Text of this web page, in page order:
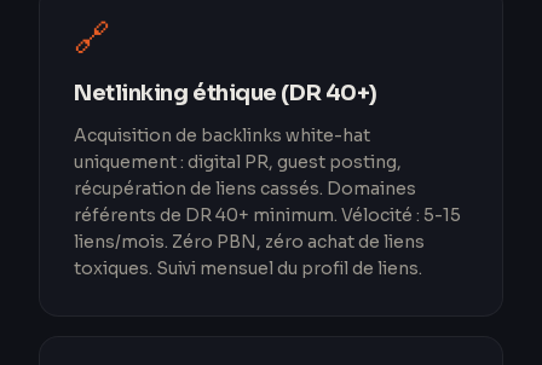
🔗
Netlinking éthique (DR 40+)
Acquisition de backlinks white-hat
uniquement : digital PR, guest posting,
récupération de liens cassés. Domaines
référents de DR 40+ minimum. Vélocité : 5-15
liens/mois. Zéro PBN, zéro achat de liens
toxiques. Suivi mensuel du profil de liens.